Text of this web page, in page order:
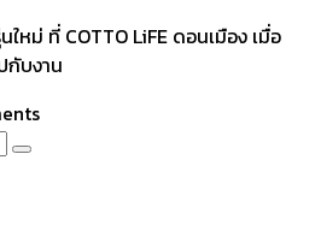
หม่ ที่ COTTO LiFE ดอนเมือง เมื่อ
กับงาน